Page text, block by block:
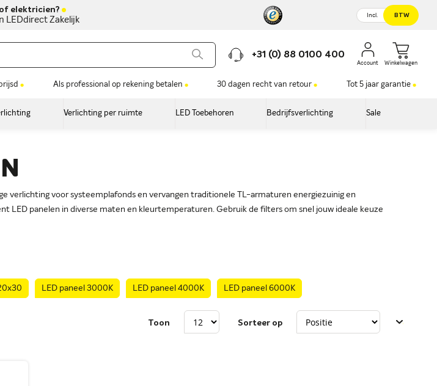
elektricien?
LEDdirect Zakelijk Incl. BTW
+31 (0) 88 0100 400
Winkelwagen
Als professional op rekening betalen 30 dagen recht van retour Tot 5 jaar garantie
Verlichting per ruimte LED Toebehoren Bedrijfsverlichting Sale
verlichting voor systeemplafonds en vervangen traditionele TL-armaturen energiezuinig en
LED panelen in diverse maten en kleurtemperaturen. Gebruik de filters om snel jouw ideale keuze
LED paneel 3000K LED paneel 4000K LED paneel 6000K
Toon Sorteer op